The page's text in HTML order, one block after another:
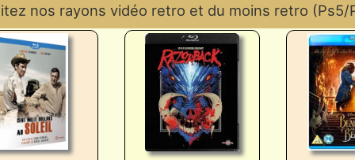
nos rayons vidéo retro et du moins retro (Ps5/